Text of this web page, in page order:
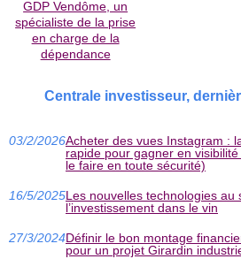
GDP Vendôme, un
spécialiste de la prise
en charge de la
dépendance
Centrale investisseur,
03/2/2026Acheter des vues Instagram :
rapide pour gagner en
le faire en toute sécurité)
16/5/2025Les nouvelles technologies au
l’investissement dans le vin
27/3/2024Définir le bon montage
pour un projet Girardin